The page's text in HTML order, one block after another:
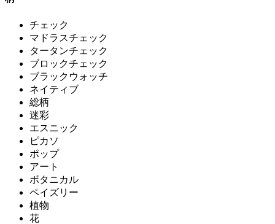
チェック
マドラスチェック
タータンチェック
ブロックチェック
ブラックウォッチ
ネイティブ
総柄
迷彩
エスニック
ピカソ
ポップ
アート
ボタニカル
ペイズリー
植物
花